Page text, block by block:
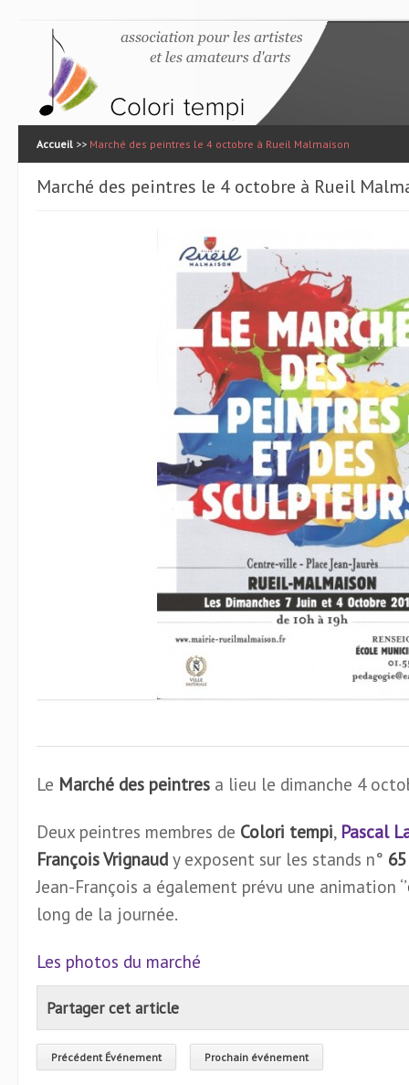
Accueil >> Marché des peintres le 4 octobre à Rueil Malmaison
Marché des peintres le 4 octobre à Rueil
Le Marché des peintres a lieu le dimanche 4
Deux peintres membres de Colori tempi, Pascal
François Vrignaud y exposent sur les stands n° 65
Jean-François a également prévu une animation ‘’
long de la journée.
Les photos du marché
Partager cet article
Prochain événement
Précédent Événement